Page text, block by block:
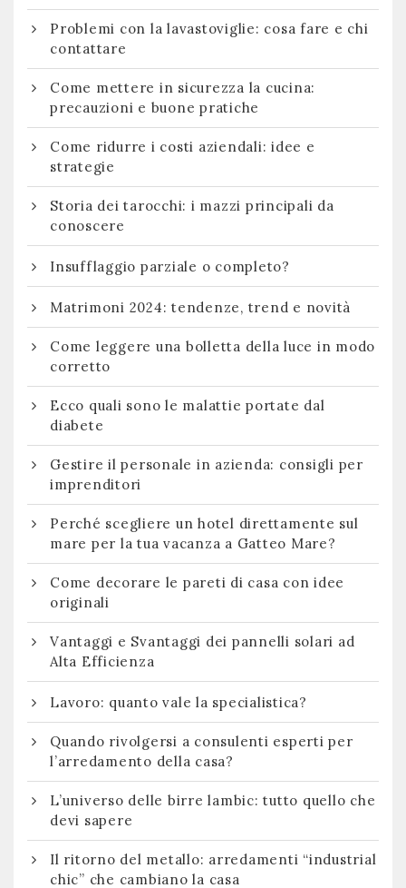
Problemi con la lavastoviglie: cosa fare e chi
contattare
Come mettere in sicurezza la cucina:
precauzioni e buone pratiche
Come ridurre i costi aziendali: idee e
strategie
Storia dei tarocchi: i mazzi principali da
conoscere
Insufflaggio parziale o completo?
Matrimoni 2024: tendenze, trend e novità
Come leggere una bolletta della luce in modo
corretto
Ecco quali sono le malattie portate dal
diabete
Gestire il personale in azienda: consigli per
imprenditori
Perché scegliere un hotel direttamente sul
mare per la tua vacanza a Gatteo Mare?
Come decorare le pareti di casa con idee
originali
Vantaggi e Svantaggi dei pannelli solari ad
Alta Efficienza
Lavoro: quanto vale la specialistica?
Quando rivolgersi a consulenti esperti per
l’arredamento della casa?
L’universo delle birre lambic: tutto quello che
devi sapere
Il ritorno del metallo: arredamenti “industrial
chic” che cambiano la casa